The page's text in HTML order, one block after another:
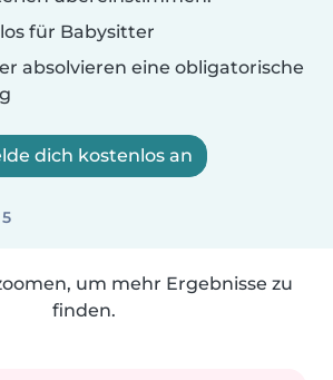
für Babysitter
absolvieren eine obligatorische
dich kostenlos an
um mehr Ergebnisse zu
finden.